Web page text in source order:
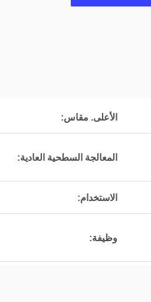
الأعلى. مقاس:
المعالجة السطحية العادية:
الاستخدام:
وظيفة: